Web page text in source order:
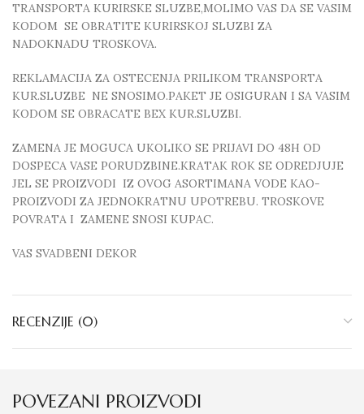
TRANSPORTA KURIRSKE SLUZBE,MOLIMO VAS DA SE VASIM
KODOM SE OBRATITE KURIRSKOJ SLUZBI ZA
NADOKNADU TROSKOVA.
REKLAMACIJA ZA OSTECENJA PRILIKOM TRANSPORTA
KUR.SLUZBE NE SNOSIMO.PAKET JE OSIGURAN I SA VASIM
KODOM SE OBRACATE BEX KUR.SLUZBI.
ZAMENA JE MOGUCA UKOLIKO SE PRIJAVI DO 48H OD
DOSPECA VASE PORUDZBINE.KRATAK ROK SE ODREDJUJE
JEL SE PROIZVODI IZ OVOG ASORTIMANA VODE KAO-
PROIZVODI ZA JEDNOKRATNU UPOTREBU. TROSKOVE
POVRATA I ZAMENE SNOSI KUPAC.
VAS SVADBENI DEKOR
RECENZIJE (0)
POVEZANI PROIZVODI